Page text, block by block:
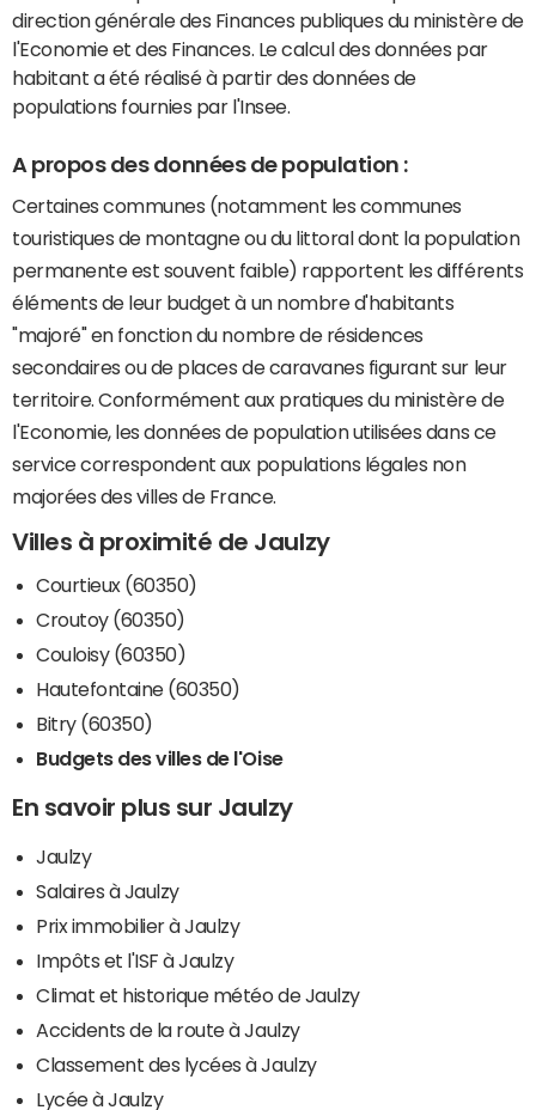
direction générale des Finances publiques du ministère de
l'Economie et des Finances. Le calcul des données par
habitant a été réalisé à partir des données de
populations fournies par l'Insee.
A propos des données de population :
Certaines communes (notamment les communes
touristiques de montagne ou du littoral dont la population
permanente est souvent faible) rapportent les différents
éléments de leur budget à un nombre d'habitants
"majoré" en fonction du nombre de résidences
secondaires ou de places de caravanes figurant sur leur
territoire. Conformément aux pratiques du ministère de
l'Economie, les données de population utilisées dans ce
service correspondent aux populations légales non
majorées des villes de France.
Villes à proximité de Jaulzy
Courtieux (60350)
Croutoy (60350)
Couloisy (60350)
Hautefontaine (60350)
Bitry (60350)
Budgets des villes de l'Oise
En savoir plus sur Jaulzy
Jaulzy
Salaires à Jaulzy
Prix immobilier à Jaulzy
Impôts et l'ISF à Jaulzy
Climat et historique météo de Jaulzy
Accidents de la route à Jaulzy
Classement des lycées à Jaulzy
Lycée à Jaulzy